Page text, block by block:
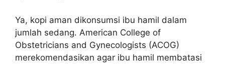
Ya, kopi aman dikonsumsi ibu hamil dalam
jumlah sedang. American College of
Obstetricians and Gynecologists (ACOG)
merekomendasikan agar ibu hamil membatasi